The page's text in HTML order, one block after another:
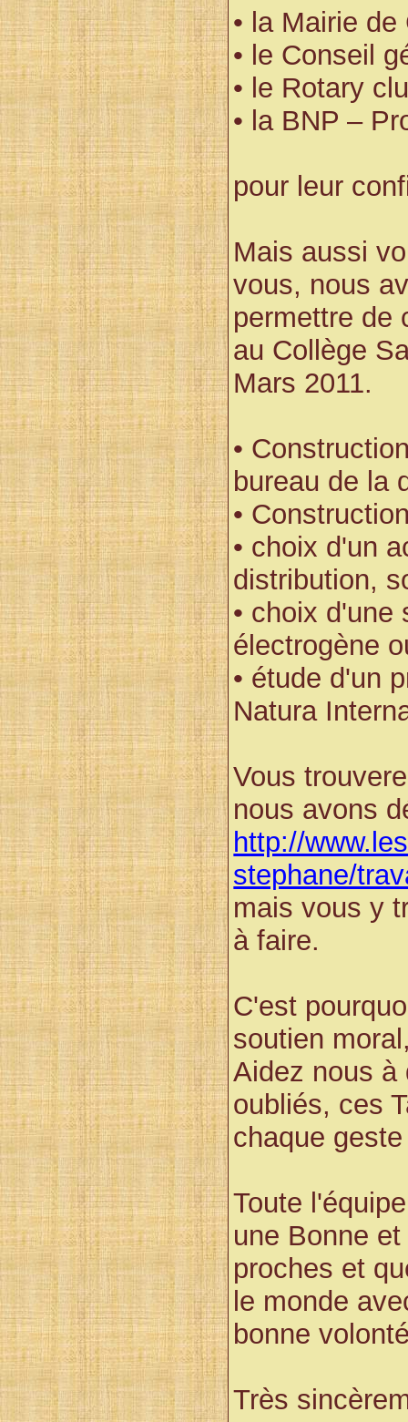
• la Mairie de
• le Conseil
• le Rotary
• la BNP –
pour leur
Mais aussi
vous, nous
permettre de
au Collège
Mars 2011.
•
bureau de la
•
• choix d'un
distribution,
• choix d'une
électrogène
• étude d'un
Natura
Vous
nous avons
http://
stephane/
mais vous y
à faire.
C'est
soutien
Aidez nous à
oubliés, ces
chaque
Toute
une Bonne
proches et
le monde
bonne
Très